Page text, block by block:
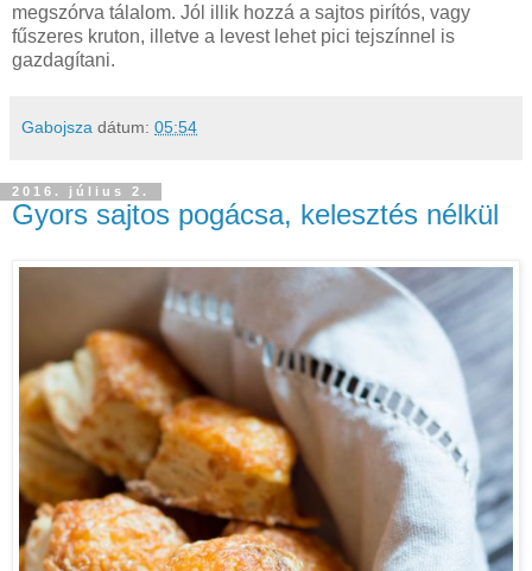
megszórva tálalom. Jól illik hozzá a sajtos pirítós, vagy
fűszeres kruton, illetve a levest lehet pici tejszínnel is
gazdagítani.
Gabojsza dátum: 05:54
2016. július 2.
Gyors sajtos pogácsa, kelesztés nélkül